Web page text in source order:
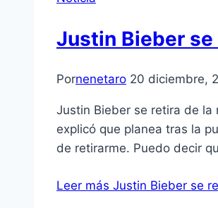
Justin Bieber
Pornenetaro 20 diciembre,
Justin Bieber se retira de la
explicó que planea tras la
de retirarme. Puedo decir
Leer más Justin Bieber se